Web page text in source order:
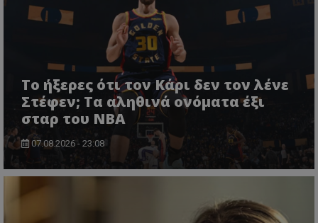
Το ήξερες ότι τον Κάρι δεν τον λένε
Στέφεν; Τα αληθινά ονόματα έξι
σταρ του NBA
07.08.2026 - 23:08